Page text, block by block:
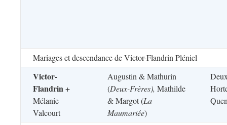
Mariages et descendance de Victor-Flandrin Pléniel
Victor-
Flandrin+
Mélanie
Valcourt
Augustin & Mathurin
(Deux-Frères), Mathilde
& Margot (La
Maumariée)